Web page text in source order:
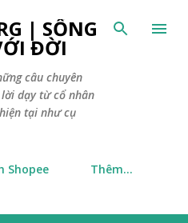
nội dung chính
| SỐNG
ĐỜI
câu chuyên
dạy từ cổ nhân
tại như cụ
Shopee Thêm…